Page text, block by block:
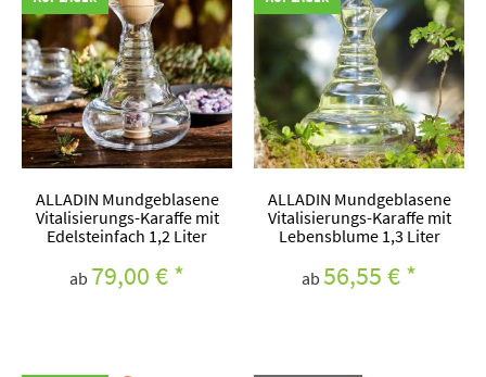
ALLADIN Mundgeblasene
Vitalisierungs-Karaffe mit
Edelsteinfach 1,2 Liter
ab 79,00 €*
ALLADIN Mundgeblasene
Vitalisierungs-Karaffe mit
Lebensblume 1,3 Liter
ab 56,55 €*